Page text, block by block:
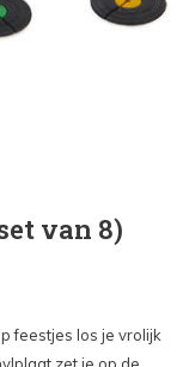
van 8)
feestjes los je vrolijk